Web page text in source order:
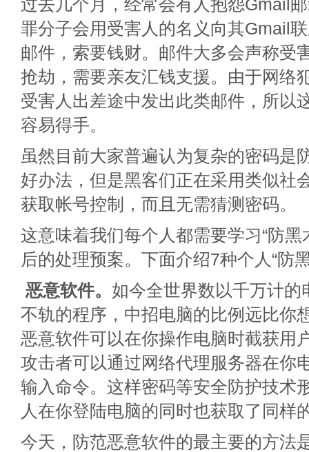
过去几个月，经常会有人抱怨Gmail
罪分子会用受害人的名义向其Gmail
邮件，索要钱财。邮件大多会声称受
抢劫，需要亲友汇钱支援。由于网络
受害人出差途中发出此类邮件，所以
容易得手。
虽然目前大家普遍认为复杂的密码是
好办法，但是黑客们正在采用类似社
获取帐号控制，而且无需猜测密码。
这意味着我们每个人都需要学习“防黑
后的处理预案。下面介绍7种个人“防
恶意软件。 如今全世界数以千万计的
不轨的程序，中招电脑的比例远比你
恶意软件可以在你操作电脑时截获用
攻击者可以通过网络代理服务器在你
输入命令。这样密码等安全防护技术
人在你登陆电脑的同时也获取了同样
今天，防范恶意软件的最主要的方法